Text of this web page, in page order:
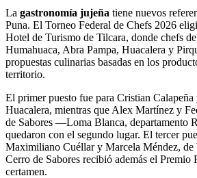
La gastronomía jujeña tiene nuevos
Puna. El Torneo Federal de Chefs 2026
Hotel de Turismo de Tilcara, donde chefs
Humahuaca, Abra Pampa, Huacalera y
propuestas culinarias basadas en los
territorio.
El primer puesto fue para Cristian
Huacalera, mientras que Alex Martínez y
de Sabores —Loma Blanca, departamento
quedaron con el segundo lugar. El tercer
Maximiliano Cuéllar y Marcela Méndez,
Cerro de Sabores recibió además el Premio
certamen.